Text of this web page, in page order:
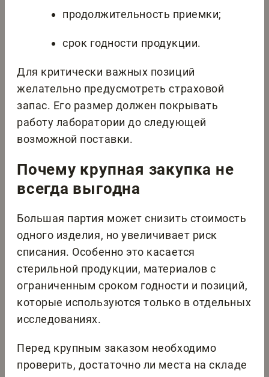
продолжительность приемки;
срок годности продукции.
Для критически важных позиций
желательно предусмотреть страховой
запас. Его размер должен покрывать
работу лаборатории до следующей
возможной поставки.
Почему крупная закупка не
всегда выгодна
Большая партия может снизить стоимость
одного изделия, но увеличивает риск
списания. Особенно это касается
стерильной продукции, материалов с
ограниченным сроком годности и позиций,
которые используются только в отдельных
исследованиях.
Перед крупным заказом необходимо
проверить, достаточно ли места на складе